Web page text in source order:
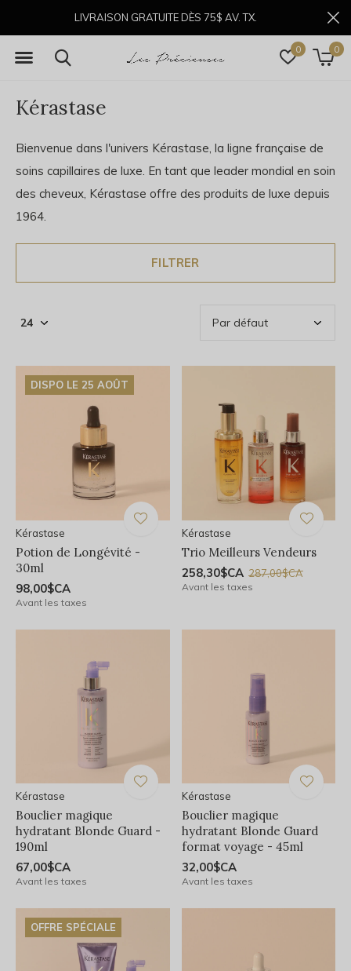
0 0
LIVRAISON GRATUITE DÈS 75$ AV. TX.
Kérastase
Bienvenue dans l'univers Kérastase, la ligne française de
soins capillaires de luxe. En tant que leader mondial en soin
des cheveux, Kérastase offre des produits de luxe depuis
1964.
FILTRER
DISPO LE 25 AOÛT
Kérastase
Potion de Longévité -
30ml
98,00$CA
Avant les taxes
Kérastase
Trio Meilleurs Vendeurs
258,30$CA 287,00$CA
Avant les taxes
Kérastase
Bouclier magique
hydratant Blonde Guard -
190ml
67,00$CA
Avant les taxes
Kérastase
Bouclier magique
hydratant Blonde Guard
format voyage - 45ml
32,00$CA
Avant les taxes
OFFRE SPÉCIALE